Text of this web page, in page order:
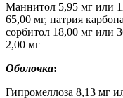
Маннитол 5,95 мг или
65,00 мг, натрия
сорбитол 18,00 мг или
2,00 мг
Оболочка:
Гипромеллоза 8,13 мг